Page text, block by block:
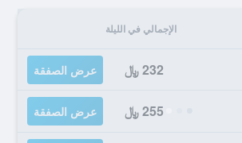
الإجمالي في الليلة
232 ﷼ عرض الصفقة
255 ﷼ عرض الصفقة